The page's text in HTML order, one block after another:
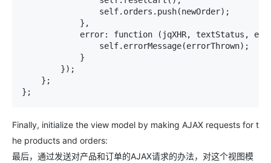
                self.orders.push(newOrder);
            },
error: function (jqXHR, textStatus,
                self.errorMessage(errorThrown);
            }
        });
    };
};
Finally, initialize the view model by making AJAX requests for t
he products and orders:
最后，通过发送对产品和订单的AJAX请求的办法，对这个视图模